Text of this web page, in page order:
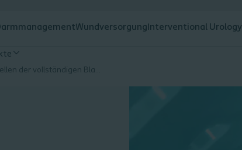
Wundversorgung Interventional Urology